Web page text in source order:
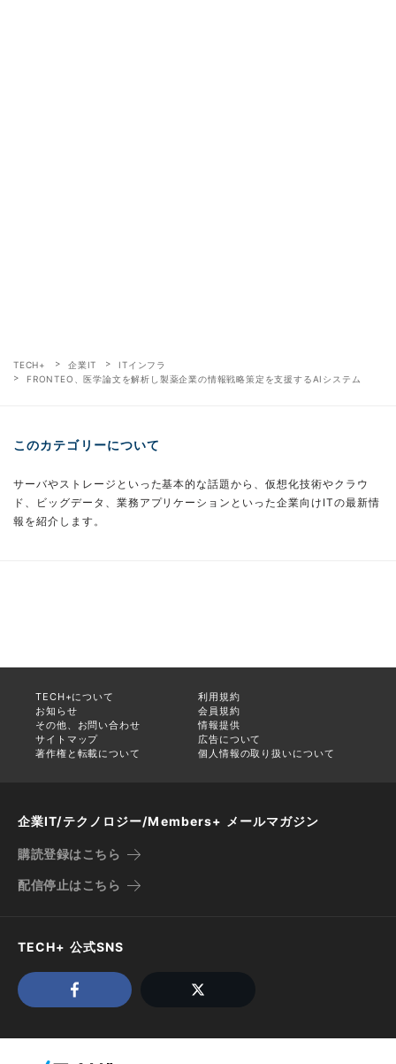
TECH+ 企業IT
ITインフラ
FRONTEO、医学論文を解析し製薬企業の情報戦略策定を支援するAIシステム
このカテゴリーについて
サーバやストレージといった基本的な話題から、仮想化技術やクラウ
ド、ビッグデータ、業務アプリケーションといった企業向けITの最新情
報を紹介します。
TECH+について
利用規約
お知らせ
会員規約
その他、お問い合わせ
情報提供
サイトマップ
広告について
著作権と転載について
個人情報の取り扱いについて
企業IT/テクノロジー/Members+ メールマガジン
購読登録はこちら
配信停止はこちら
TECH+ 公式SNS